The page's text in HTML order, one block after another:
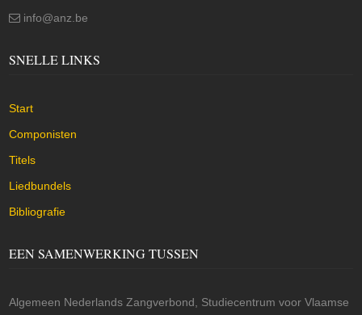
info@anz.be
SNELLE LINKS
Start
Componisten
Titels
Liedbundels
Bibliografie
EEN SAMENWERKING TUSSEN
Algemeen Nederlands Zangverbond, Studiecentrum voor Vlaamse